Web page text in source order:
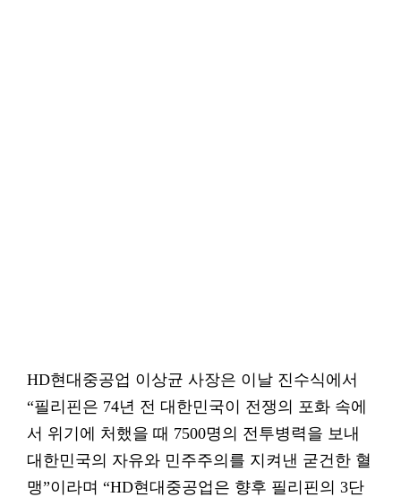
HD현대중공업 이상균 사장은 이날 진수식에서
“필리핀은 74년 전 대한민국이 전쟁의 포화 속에
서 위기에 처했을 때 7500명의 전투병력을 보내
대한민국의 자유와 민주주의를 지켜낸 굳건한 혈
맹”이라며 “HD현대중공업은 향후 필리핀의 3단